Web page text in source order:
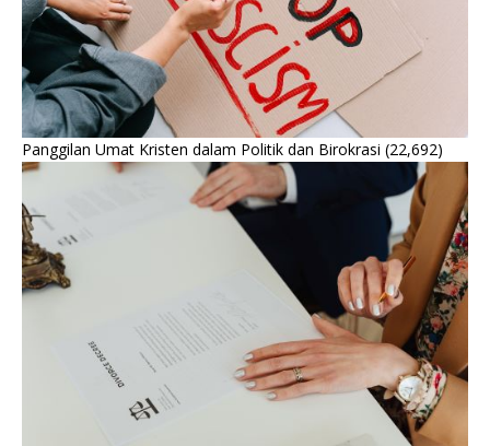
Panggilan Umat Kristen dalam Politik dan Birokrasi (22,692)